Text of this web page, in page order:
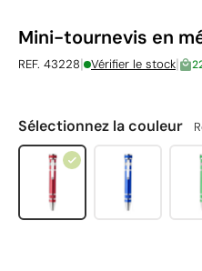
Mini-tournevis en
REF. 43228| Vérifier le stock|
Sélectionnez la couleur